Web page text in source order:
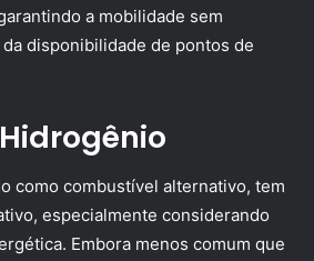
a mobilidade sem
disponibilidade de pontos de
como combustível alternativo, tem
especialmente considerando
Embora menos comum que